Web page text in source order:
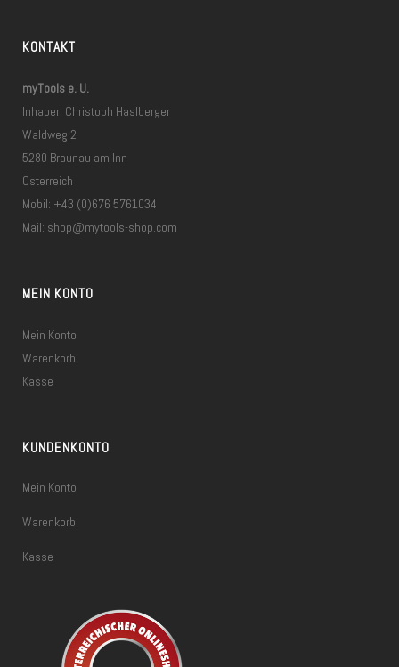
KONTAKT
myTools e. U.
Inhaber: Christoph Haslberger
Waldweg 2
5280 Braunau am Inn
Österreich
Mobil: +43 (0)676 5761034
Mail: shop@mytools-shop.com
MEIN KONTO
Mein Konto
Warenkorb
Kasse
KUNDENKONTO
Mein Konto
Warenkorb
Kasse